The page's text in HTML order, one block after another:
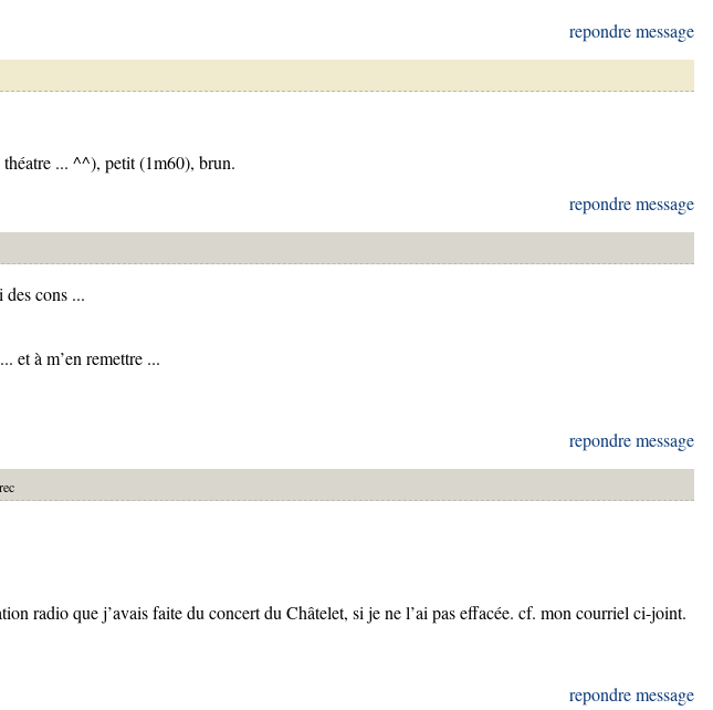
repondre message
... ^^), petit (1m60), brun.
repondre message
cons ...
et à m’en remettre ...
repondre message
radio que j’avais faite du concert du Châtelet, si je ne l’ai pas effacée. cf. mon courriel ci-joint.
repondre message